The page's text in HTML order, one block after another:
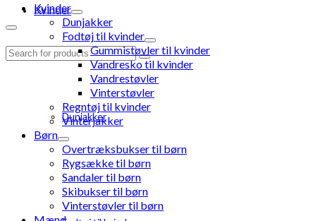
Kvinder
Dunjakker
Search
Kvinder
Dunjakker
Fodtøj til kvinder
Gummistøvler til kvinder
Vandresko til kvinder
Vandrestøvler
Vinterstøvler
Regntøj til kvinder
Vinterjakker
Børn
Overtræksbukser til børn
Rygsække til børn
Sandaler til børn
Skibukser til børn
Vinterstøvler til børn